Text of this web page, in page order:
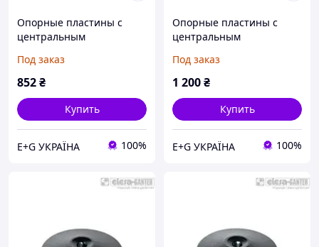
Опорные пластины с
центральным
высокие нагрузки GN
37.1-80-R20-A
Под заказ
852₴
Купить
E+G УКРАЇНА 100%
Опорные пластины с
центральным
высокие нагрузки GN
37.1-100-R20-A
Под заказ
1 200₴
Купить
E+G УКРАЇНА 100%